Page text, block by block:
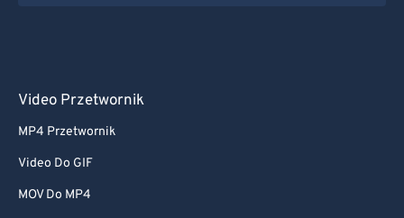
Video Przetwornik
MP4 Przetwornik
Video Do GIF
MOV Do MP4